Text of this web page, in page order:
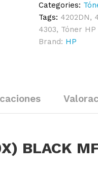
BLACK
7.5
KPGS
quantity
Categories:
Tags: 4202DN,
4303, Tóner HP
Brand: HP
BLACK